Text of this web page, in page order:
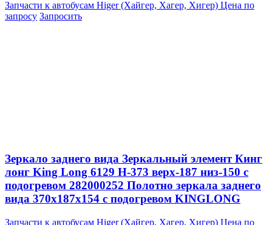
Запчасти к автобусам Higer (Хайгер, Хагер, Хигер) Цена по
запросу Запросить
Зеркало заднего вида Зеркальный элемент Кинг
лонг King Long 6129 H-373 верх-187 низ-150 с
подогревом 282000252 Полотно зеркала заднего
вида 370x187x154 с подогревом KINGLONG
Запчасти к автобусам Higer (Хайгер, Хагер, Хигер) Цена по